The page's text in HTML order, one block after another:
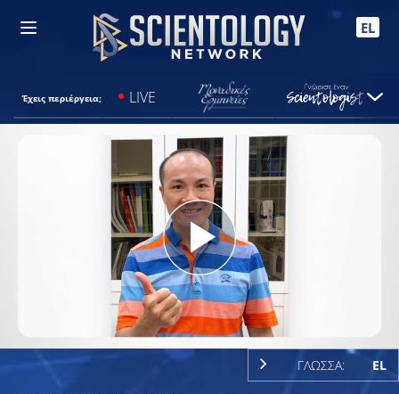
EL
Έχεις περιέργεια; LIVE
Play
Video
ΓΛΩΣΣΑ: EL